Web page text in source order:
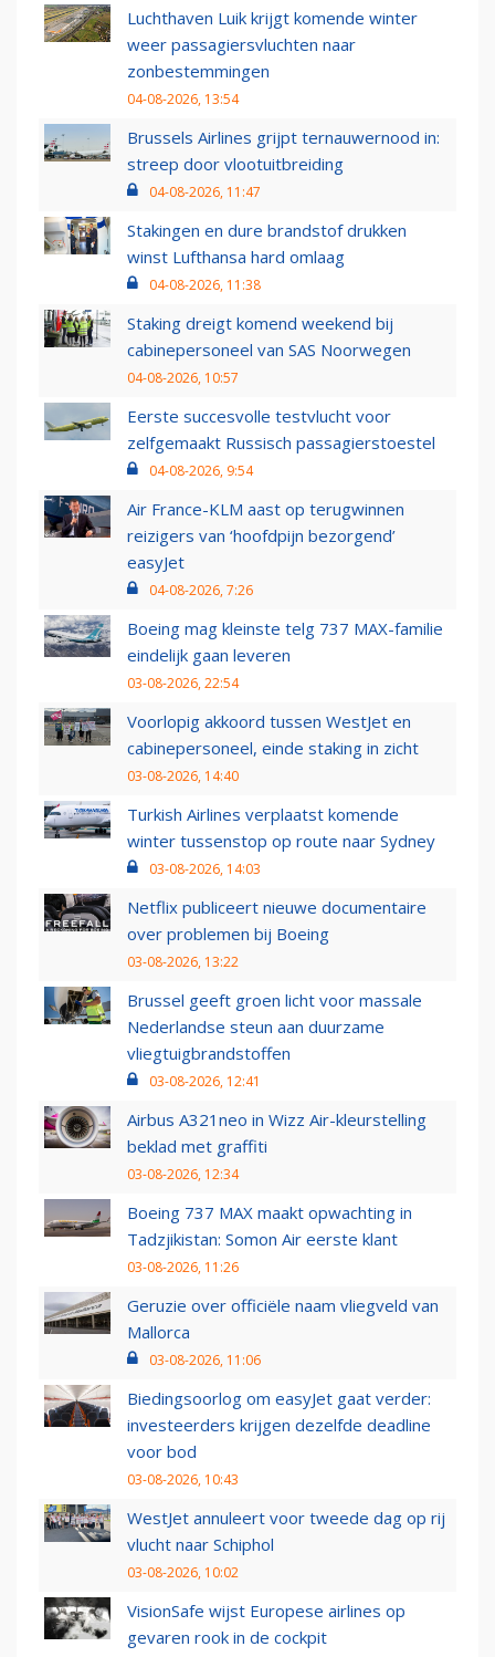
Luchthaven Luik krijgt komende winter
weer passagiersvluchten naar
zonbestemmingen
04-08-2026, 13:54
Brussels Airlines grijpt ternauwernood in:
streep door vlootuitbreiding
04-08-2026, 11:47
Stakingen en dure brandstof drukken
winst Lufthansa hard omlaag
04-08-2026, 11:38
Staking dreigt komend weekend bij
cabinepersoneel van SAS Noorwegen
04-08-2026, 10:57
Eerste succesvolle testvlucht voor
zelfgemaakt Russisch passagierstoestel
04-08-2026, 9:54
Air France-KLM aast op terugwinnen
reizigers van ‘hoofdpijn bezorgend’
easyJet
04-08-2026, 7:26
Boeing mag kleinste telg 737 MAX-familie
eindelijk gaan leveren
03-08-2026, 22:54
Voorlopig akkoord tussen WestJet en
cabinepersoneel, einde staking in zicht
03-08-2026, 14:40
Turkish Airlines verplaatst komende
winter tussenstop op route naar Sydney
03-08-2026, 14:03
Netflix publiceert nieuwe documentaire
over problemen bij Boeing
03-08-2026, 13:22
Brussel geeft groen licht voor massale
Nederlandse steun aan duurzame
vliegtuigbrandstoffen
03-08-2026, 12:41
Airbus A321neo in Wizz Air-kleurstelling
beklad met graffiti
03-08-2026, 12:34
Boeing 737 MAX maakt opwachting in
Tadzjikistan: Somon Air eerste klant
03-08-2026, 11:26
Geruzie over officiële naam vliegveld van
Mallorca
03-08-2026, 11:06
Biedingsoorlog om easyJet gaat verder:
investeerders krijgen dezelfde deadline
voor bod
03-08-2026, 10:43
WestJet annuleert voor tweede dag op rij
vlucht naar Schiphol
03-08-2026, 10:02
VisionSafe wijst Europese airlines op
gevaren rook in de cockpit